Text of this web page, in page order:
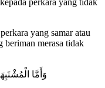
yang samar atau
beriman merasa tidak
وَأَمَّا